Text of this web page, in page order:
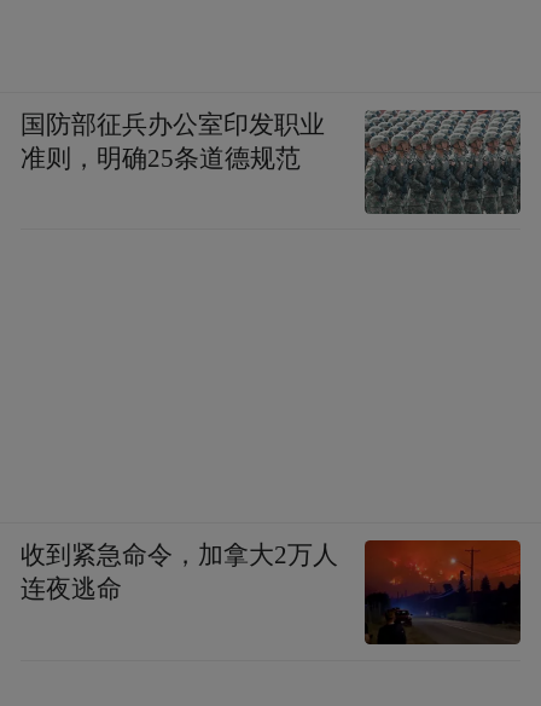
国防部征兵办公室印发职业
准则，明确25条道德规范
收到紧急命令，加拿大2万人
连夜逃命